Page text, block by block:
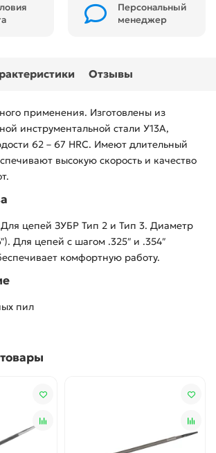
Персональный
менеджер
Отзывы
применения. Изготовлены из
инструментальной стали У13А,
62 – 67 HRC. Имеют длительный
высокую скорость и качество
Для цепей ЗУБР Тип 2 и Тип 3. Диаметр
Для цепей с шагом .325″ и .354″
комфортную работу.
пил